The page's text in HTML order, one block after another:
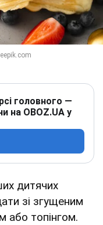
головного —
на OBOZ.UA у
дитячих
зі згущеним
топінгом.